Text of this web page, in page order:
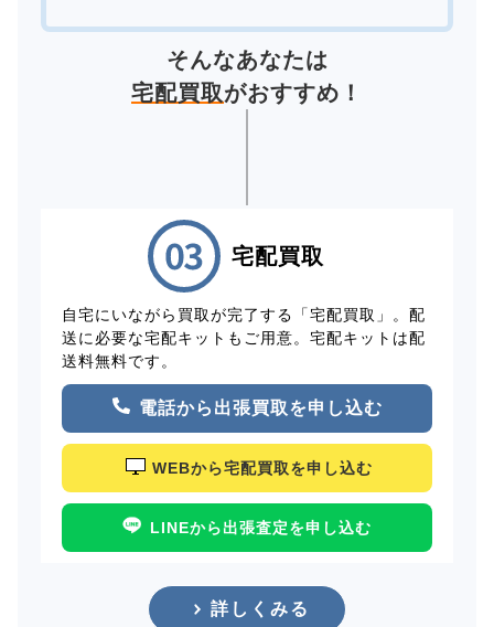
そんなあなたは
宅配買取がおすすめ！
宅配買取
自宅にいながら買取が完了する「宅配買取」。配
送に必要な宅配キットもご用意。宅配キットは配
送料無料です。
電話から出張買取を申し込む
WEBから宅配買取を申し込む
LINEから出張査定を申し込む
詳しくみる